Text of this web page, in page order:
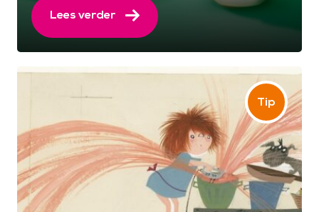
Lees verder